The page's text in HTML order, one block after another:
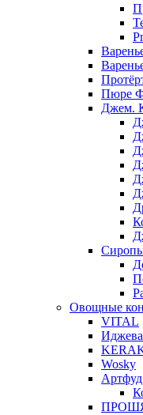
Пюре
Джем.
Овощные
VITAL
Wosky
Артфуд